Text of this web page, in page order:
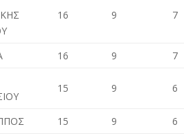
16 9 7
16 9
7
15 9 6
15 9
6